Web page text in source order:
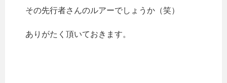
その先行者さんのルアーでしょうか（笑）
ありがたく頂いておきます。